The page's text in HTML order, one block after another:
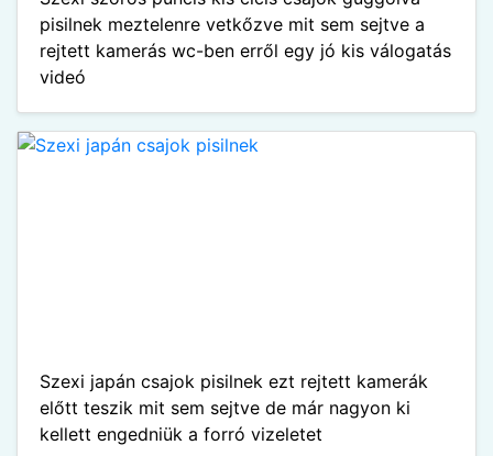
pisilnek meztelenre vetkőzve mit sem sejtve a
rejtett kamerás wc-ben erről egy jó kis válogatás
videó
Szexi japán csajok pisilnek ezt rejtett kamerák
előtt teszik mit sem sejtve de már nagyon ki
kellett engedniük a forró vizeletet